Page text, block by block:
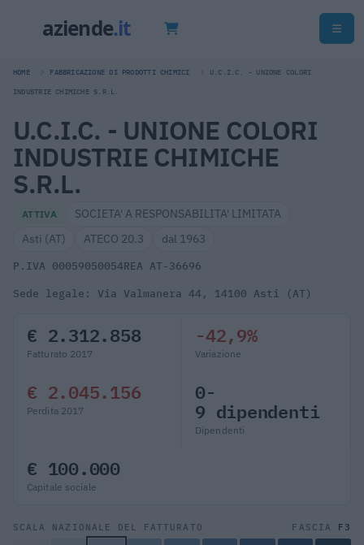
HOME FABBRICAZIONE DI PRODOTTI CHIMICI U.C.I.C. - UNIONE COLORI
INDUSTRIE CHIMICHE S.R.L.
U.C.I.C. - UNIONE COLORI
INDUSTRIE CHIMICHE
S.R.L.
ATTIVA
SOCIETA' A RESPONSABILITA' LIMITATA
Asti (AT)
ATECO 20.3 dal 1963
P.IVA 00059050054REA AT-36696
Sede legale: Via Valmanera 44, 14100 Asti (AT)
€ 2.312.858
Fatturato 2017
-42,9%
Variazione
€ 2.045.156
Perdita 2017
0-
9 dipendenti
Dipendenti
€ 100.000
Capitale sociale
SCALA NAZIONALE DEL FATTURATO FASCIA F3